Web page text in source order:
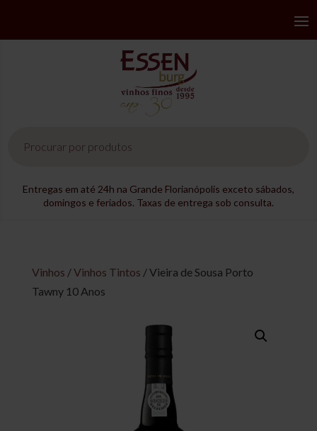
produtos
Entregas em até 24h na Grande Florianópolis exceto sábados,
domingos e feriados. Taxas de entrega sob consulta.
Vinhos /Vinhos Tintos / Vieira de Sousa Porto
Tawny 10 Anos